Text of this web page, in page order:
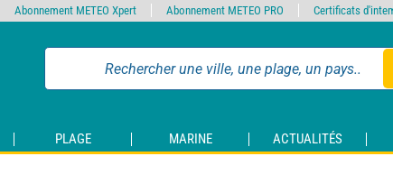
PLAGE MARINE ACTUALITÉS
Abonnement METEO Xpert Abonnement METEO PRO Certificats